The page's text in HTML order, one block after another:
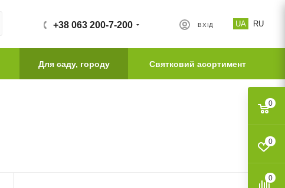
UA RU
ВХІД
+38 063 200-7-200
Для саду, городу Святковий асортимент
0
0
0